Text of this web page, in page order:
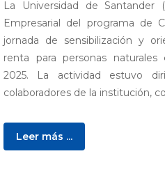
La Universidad de Santander
Empresarial del programa de
jornada de sensibilización y
renta para personas
2025. La actividad estuvo
colaboradores de la institución,
Leer más ...